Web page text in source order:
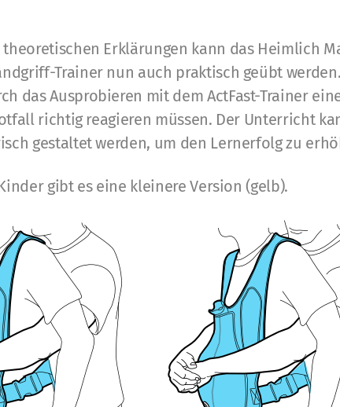
Erklärungen kann das Heimlich
Trainer nun auch praktisch geübt
das Ausprobieren mit dem ActFast-Trainer
richtig reagieren müssen. Der Unterricht
gestaltet werden, um den Lernerfolg zu
gibt es eine kleinere Version (gelb).